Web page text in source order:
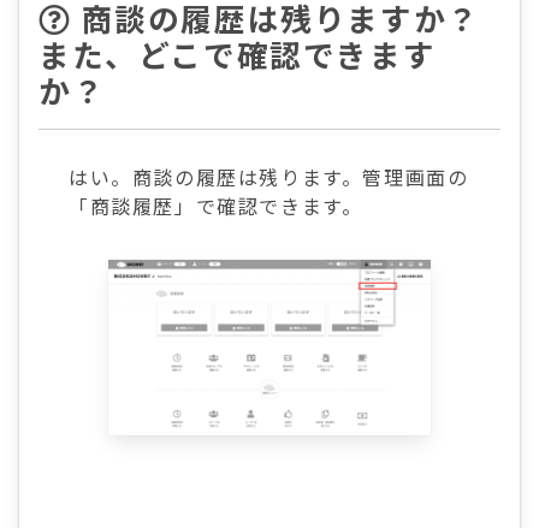
商談の履歴は残りますか？
また、どこで確認できます
か？
はい。商談の履歴は残ります。管理画面の
「商談履歴」で確認できます。